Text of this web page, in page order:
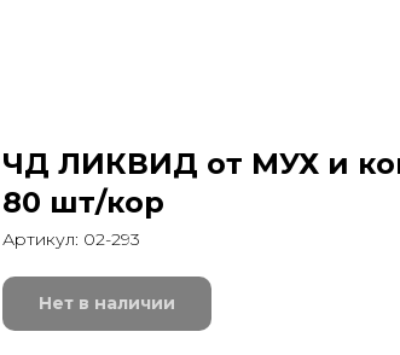
ЧД ЛИКВИД от МУХ и
80 шт/кор
Артикул: 02-293
Нет в наличии